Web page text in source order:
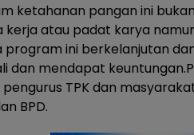
ketahanan pangan ini
kerja atau padat karya
program ini berkelanjutan
dan mendapat
TPK dan
BPD.